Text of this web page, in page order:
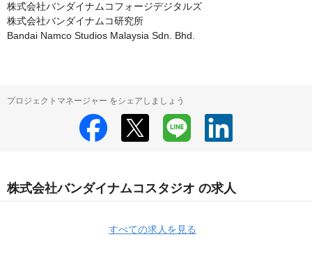
株式会社バンダイナムコフォージデジタルズ
株式会社バンダイナムコ研究所
Bandai Namco Studios Malaysia Sdn. Bhd.
プロジェクトマネージャー をシェアしましょう
株式会社バンダイナムコスタジオ の求人
すべての求人を見る